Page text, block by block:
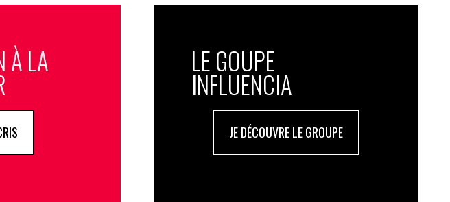
À LA LE GOUPE
INFLUENCIA
JE DÉCOUVRE LE GROUPE